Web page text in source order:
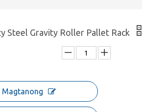
Steel Gravity Roller Pallet Rack
Magtanong